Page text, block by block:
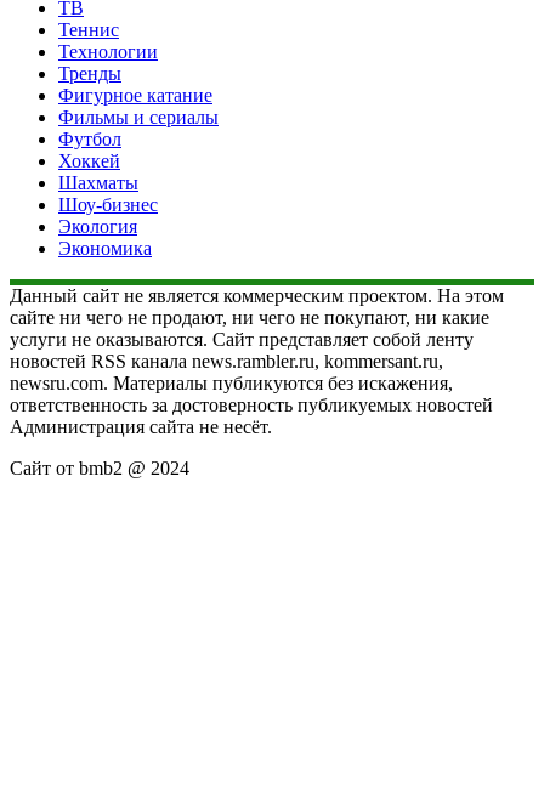
ТВ
Теннис
Технологии
Тренды
Фигурное катание
Фильмы и сериалы
Футбол
Хоккей
Шахматы
Шоу-бизнес
Экология
Экономика
Данный сайт не является коммерческим проектом. На этом
сайте ни чего не продают, ни чего не покупают, ни какие
услуги не оказываются. Сайт представляет собой ленту
новостей RSS канала news.rambler.ru, kommersant.ru,
newsru.com. Материалы публикуются без искажения,
ответственность за достоверность публикуемых новостей
Администрация сайта не несёт.
Сайт от bmb2 @ 2024